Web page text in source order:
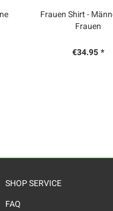
Frauen Shirt -
Frauen
€34.95 *
SHOP SERVICE
FAQ